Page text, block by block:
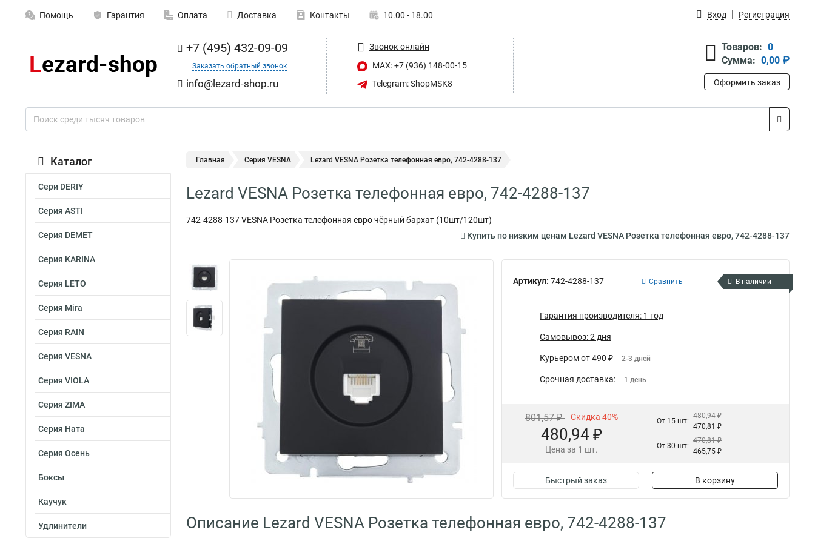
Помощь Гарантия Оплата Доставка Контакты 10.00 - 18.00 Вход Регистрация
+7 (495) 432-09-09
Заказать обратный звонок
info@lezard-shop.ru
Звонок онлайн
MAX: +7 (936) 148-00-15
Telegram: ShopMSK8
Товаров: 0
Сумма: 0,00 ₽
Оформить заказ
Каталог
Сери DERIY
Серия ASTI
Серия DEMET
Серия KARINA
Серия LETO
Серия Mira
Серия RAIN
Серия VESNA
Серия VIOLA
Серия ZIMA
Серия Ната
Серия Осень
Боксы
Каучук
Удлинители
Главная Серия VESNA Lezard VESNA Розетка телефонная евро, 742-4288-137
Lezard VESNA Розетка телефонная евро, 742-4288-137
742-4288-137 VESNA Розетка телефонная евро чёрный бархат (10шт/120шт)
Купить по низким ценам Lezard VESNA Розетка телефонная евро, 742-4288-137
Артикул: 742-4288-137 Сравнить В наличии
Гарантия производителя: 1 год
Самовывоз: 2 дня
Курьером от 490 ₽ 2-3 дней
Срочная доставка: 1 день
801,57 ₽ Скидка 40%
480,94 ₽
Цена за 1 шт.
От 15 шт:
480,94 ₽
470,81 ₽
От 30 шт:
470,81 ₽
465,75 ₽
Быстрый заказ В корзину
Описание Lezard VESNA Розетка телефонная евро, 742-4288-137